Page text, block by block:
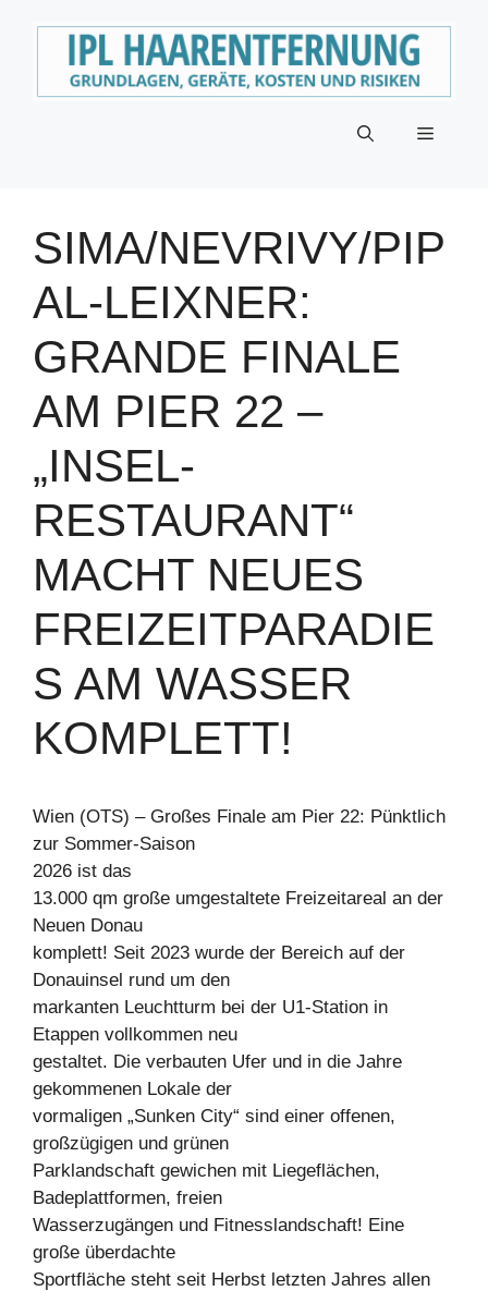
Menü
SIMA/NEVRIVY/PIP
AL-LEIXNER:
GRANDE FINALE
AM PIER 22 –
„INSEL-
RESTAURANT“
MACHT NEUES
FREIZEITPARADIE
S AM WASSER
KOMPLETT!
Wien (OTS) – Großes Finale am Pier 22: Pünktlich
zur Sommer-Saison
2026 ist das
13.000 qm große umgestaltete Freizeitareal an der
Neuen Donau
komplett! Seit 2023 wurde der Bereich auf der
Donauinsel rund um den
markanten Leuchtturm bei der U1-Station in
Etappen vollkommen neu
gestaltet. Die verbauten Ufer und in die Jahre
gekommenen Lokale der
vormaligen „Sunken City“ sind einer offenen,
großzügigen und grünen
Parklandschaft gewichen mit Liegeflächen,
Badeplattformen, freien
Wasserzugängen und Fitnesslandschaft! Eine
große überdachte
Sportfläche steht seit Herbst letzten Jahres allen